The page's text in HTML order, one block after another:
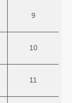
9
10
11